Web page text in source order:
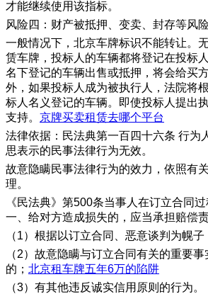
才能继续使用该指标。
风险四：财产被抵押、变卖、封存等风
一般情况下，北京车牌标识不能转让。
赁车牌，投标人的车辆都将登记在投标
名下登记的车辆出售或抵押，将会给买
外，如果投标人成为被执行人，法院将
标人名义登记的车辆。即使投标人提出
支持。 京牌买卖租赁去哪个平台
法律依据：民法典第一百四十六条 行为
思表示的民事法律行为无效。
故意隐瞒民事法律行为的效力，依照有
理。
《民法典》第500条当事人在订立合同
一、给对方造成损失的，应当承担赔偿责
（1）根据以订立合同、恶意谈判为幌子
（2）故意隐瞒与订立合同有关的重要
的； 北京租车牌五年6万的陷阱
（3）有其他违反诚实信用原则的行为。